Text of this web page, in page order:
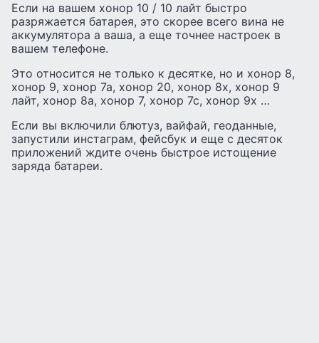
Если на вашем хонор 10 / 10 лайт быстро
разряжается батарея, это скорее всего вина не
аккумулятора а ваша, а еще точнее настроек в
вашем телефоне.
Это относится не только к десятке, но и хонор 8,
хонор 9, хонор 7а, хонор 20, хонор 8х, хонор 9
лайт, хонор 8а, хонор 7, хонор 7с, хонор 9х …
Если вы включили блютуз, вайфай, геоданные,
запустили инстаграм, фейсбук и еще с десяток
приложений ждите очень быстрое истощение
заряда батареи.